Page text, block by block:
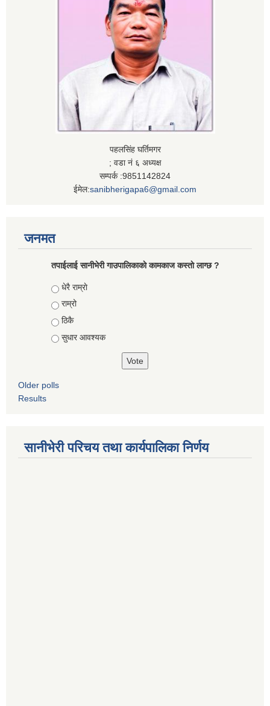
पहलसिंह घर्तिमगर
; वडा नं ६ अध्यक्ष
सम्पर्क :9851142824
ईमेल:sanibherigapa6@gmail.com
जनमत
तपाईलाई सानीभेरी गाउपालिकाकाे कामकाज कस्ताे लाग्छ ?
Choices
धेरै राम्राे
राम्रो
ठिकै
सुधार आवश्यक
Older polls
Results
सानीभेरी परिचय तथा कार्यपालिका निर्णय